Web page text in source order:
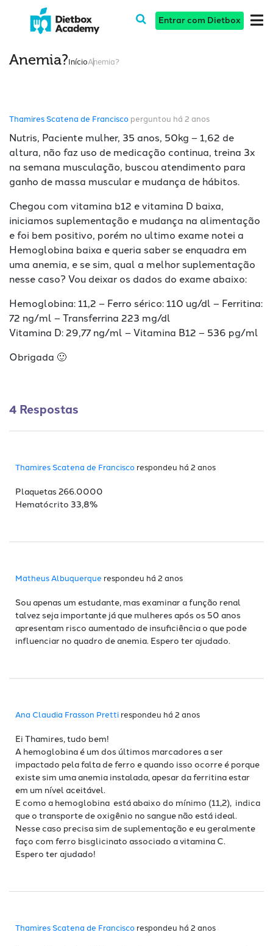
Entrar com Dietbox
Anemia?InícioAnemia?
Thamires Scatena de Francisco perguntou há 2 anos
Nutris, Paciente mulher, 35 anos, 50kg – 1,62 de
altura, não faz uso de medicação continua, treina 3x
na semana musculação, buscou atendimento para
ganho de massa muscular e mudança de hábitos.
Chegou com vitamina b12 e vitamina D baixa,
iniciamos suplementação e mudança na alimentação
e foi bem positivo, porém no ultimo exame notei a
Hemoglobina baixa e queria saber se enquadra em
uma anemia, e se sim, qual a melhor suplementação
nesse caso? Vou deixar os dados do exame abaixo:
Hemoglobina: 11,2 – Ferro sérico: 110 ug/dl – Ferritina:
72 ng/ml – Transferrina 223 mg/dl
Vitamina D: 29,77 ng/ml – Vitamina B12 – 536 pg/ml
Obrigada 🙂
4 Respostas
Thamires Scatena de Francisco respondeu há 2 anos
Plaquetas 266.0000
Hematócrito 33,8%
Matheus Albuquerque respondeu há 2 anos
Sou apenas um estudante, mas examinar a função renal
talvez seja importante já que mulheres após os 50 anos
apresentam risco aumentado de insuficiência o que pode
influenciar no quadro de anemia. Espero ter ajudado.
Ana Claudia Frasson Pretti respondeu há 2 anos
Ei Thamires, tudo bem!
A hemoglobina é um dos últimos marcadores a ser
impactado pela falta de ferro e quando isso ocorre é porque
existe sim uma anemia instalada, apesar da ferritina estar
em um nível aceitável.
E como a hemoglobina está abaixo do mínimo (11,2), indica
que o transporte de oxigênio no sangue não está ideal.
Nesse caso precisa sim de suplementação e eu geralmente
faço com ferro bisglicinato associado a vitamina C.
Espero ter ajudado!
Thamires Scatena de Francisco respondeu há 2 anos